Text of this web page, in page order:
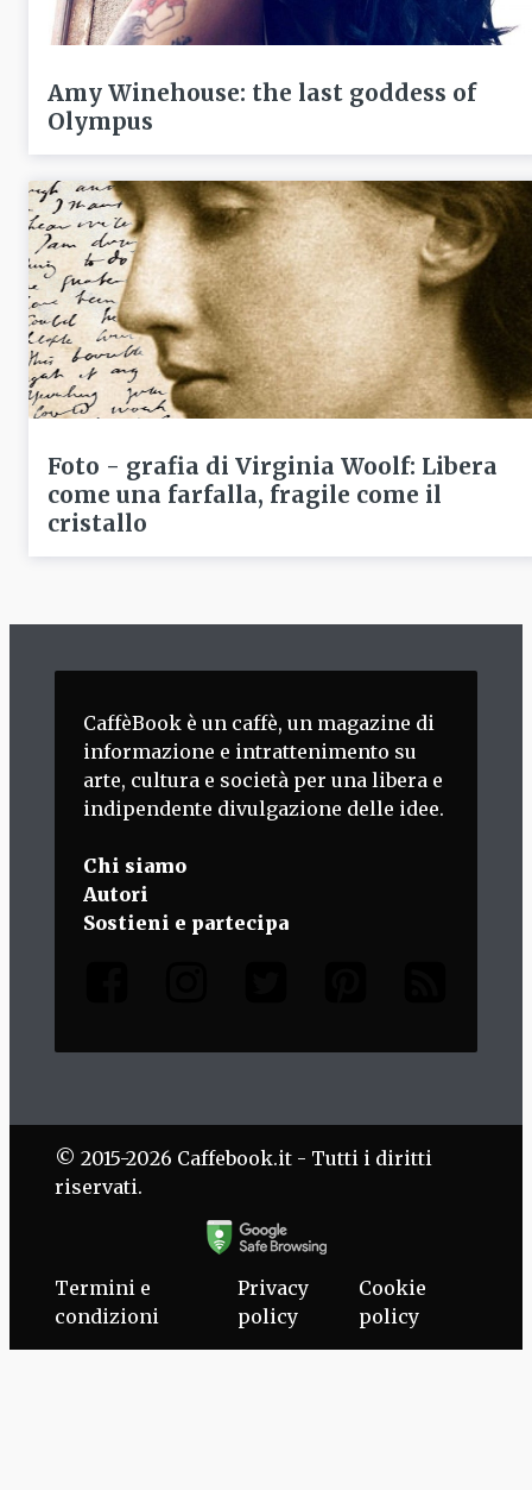
Amy Winehouse: the last goddess of
Olympus
Foto - grafia di Virginia Woolf: Libera
come una farfalla, fragile come il
cristallo
CaffèBook è un caffè, un magazine di
informazione e intrattenimento su
arte, cultura e società per una libera e
indipendente divulgazione delle idee.
Chi siamo
Autori
Sostieni e partecipa
© 2015-2026 Caffebook.it - Tutti i diritti
riservati.
Termini e
condizioni
Privacy
policy
Cookie
policy